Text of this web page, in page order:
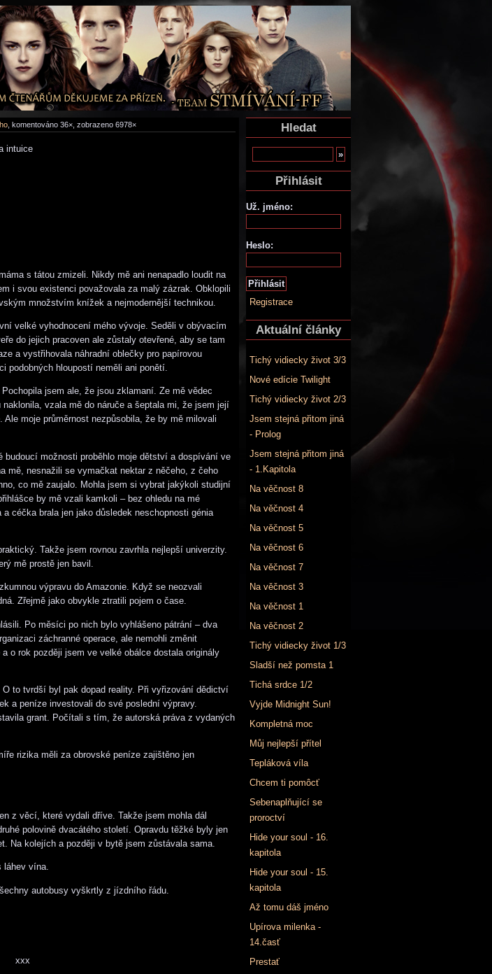
, komentováno 36×, zobrazeno 6978×
intuice
s tátou zmizeli. Nikdy mě ani nenapadlo loudit na
i svou existenci považovala za malý zázrak. Obklopili
množstvím knížek a nejmodernější technikou.
velké vyhodnocení mého vývoje. Seděli v obývacím
do jejich pracoven ale zůstaly otevřené, aby se tam
a vystřihovala náhradní oblečky pro papírovou
podobných hloupostí neměli ani ponětí.
jsem ale, že jsou zklamaní. Ze mě vědec
vzala mě do náruče a šeptala mi, že jsem její
moje průměrnost nezpůsobila, že by mě milovali
možnosti proběhlo moje dětství a dospívání ve
mě, nesnažili se vymačkat nektar z něčeho, z čeho
co mě zaujalo. Mohla jsem si vybrat jakýkoli studijní
by mě vzali kamkoli – bez ohledu na mé
céčka brala jen jako důsledek neschopnosti génia
Takže jsem rovnou zavrhla nejlepší univerzity.
mě prostě jen bavil.
výpravu do Amazonie. Když se neozvali
Zřejmě jako obvykle ztratili pojem o čase.
Po měsíci po nich bylo vyhlášeno pátrání – dva
záchranné operace, ale nemohli změnit
o rok později jsem ve velké obálce dostala originály
to tvrdší byl pak dopad reality. Při vyřizování dědictví
a peníze investovali do své poslední výpravy.
grant. Počítali s tím, že autorská práva z vydaných
rizika měli za obrovské peníze zajištěno jen
z věcí, které vydali dříve. Takže jsem mohla dál
polovině dvacátého století. Opravdu těžké byly jen
Na kolejích a později v bytě jsem zůstávala sama.
láhev vína.
autobusy vyškrtly z jízdního řádu.
xxx
Hledat
Přihlásit
Už. jméno:
Heslo:
Registrace
Aktuální články
Tichý vidiecky život 3/3
Nové edície Twilight
Tichý vidiecky život 2/3
Jsem stejná přitom jiná
- Prolog
Jsem stejná přitom jiná
- 1.Kapitola
Na věčnost 8
Na věčnost 4
Na věčnost 5
Na věčnost 6
Na věčnost 7
Na věčnost 3
Na věčnost 1
Na věčnost 2
Tichý vidiecky život 1/3
Sladší než pomsta 1
Tichá srdce 1/2
Vyjde Midnight Sun!
Kompletná moc
Můj nejlepší přítel
Tepláková víla
Chcem ti pomôcť
Sebenaplňující se
proroctví
Hide your soul - 16.
kapitola
Hide your soul - 15.
kapitola
Až tomu dáš jméno
Upírova milenka -
14.časť
Prestať